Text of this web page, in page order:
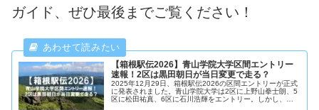
ガイド、ぜひ最後までご覧ください！
【箱根駅伝2026】青山学院大学区間エントリー
速報！2区は黒田朝日が当日変更で走る？
2025年12月29日、箱根駅伝2026の区間エントリーが正式
に発表されました。青山学院大学は2区に上野山拳士朗、5
区に松田祐真、6区に石川浩輝をエントリー。しかし、補